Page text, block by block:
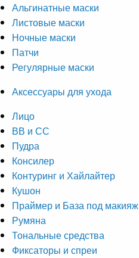
Альгинатные маски
Листовые маски
Ночные маски
Патчи
Регулярные маски
Аксессуары для ухода
Лицо
ВВ и СС
Пудра
Консилер
Контуринг и Хайлайтер
Кушон
Праймер и База под макияж
Румяна
Тональные средства
Фиксаторы и спреи